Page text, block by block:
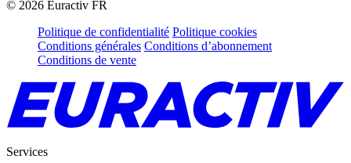
© 2026 Euractiv FR
Politique de confidentialité Politique cookies
Conditions générales Conditions d’abonnement
Conditions de vente
Services